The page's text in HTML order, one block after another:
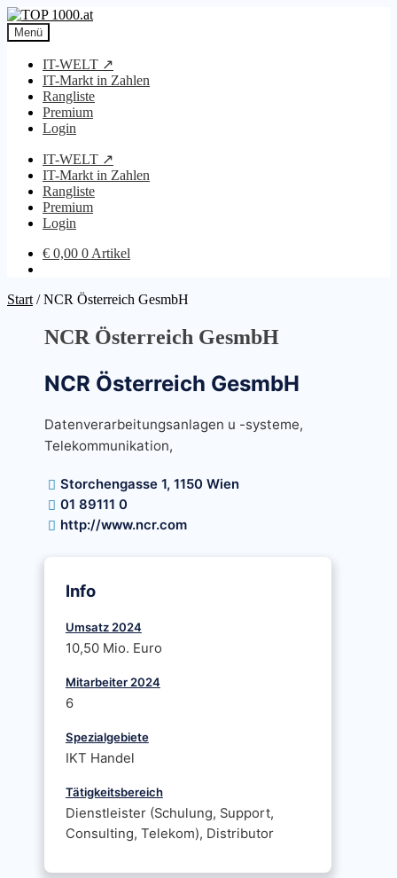
Zur
Navigation
springen
Zum
Inhalt
springen
Menü
IT-WELT ↗
IT-Markt in Zahlen
Rangliste
Premium
Login
IT-WELT ↗
IT-Markt in Zahlen
Rangliste
Premium
Login
€ 0,00 0 Artikel
Start /NCR Österreich GesmbH
NCR Österreich GesmbH
NCR Österreich GesmbH
Datenverarbeitungsanlagen u -systeme,
Telekommunikation,
Storchengasse 1, 1150 Wien
01 89111 0
http://www.ncr.com
Info
Umsatz 2024
10,50 Mio. Euro
Mitarbeiter 2024
6
Spezialgebiete
IKT Handel
Tätigkeitsbereich
Dienstleister (Schulung, Support,
Consulting, Telekom), Distributor